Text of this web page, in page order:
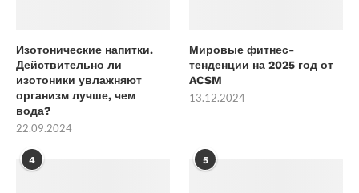
Изотонические напитки.
Действительно ли
изотоники увлажняют
организм лучше, чем
вода?
22.09.2024
Мировые фитнес-
тенденции на 2025 год от
ACSM
13.12.2024
4 5